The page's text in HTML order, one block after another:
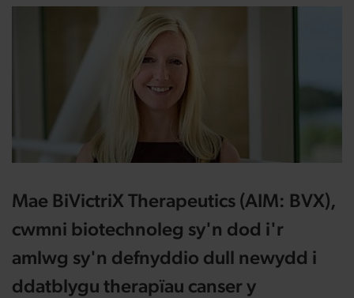
Mae BiVictriX Therapeutics (AIM: BVX),
cwmni biotechnoleg sy'n dod i'r
amlwg sy'n defnyddio dull newydd i
ddatblygu therapïau canser y